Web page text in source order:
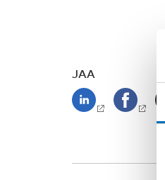
JAA